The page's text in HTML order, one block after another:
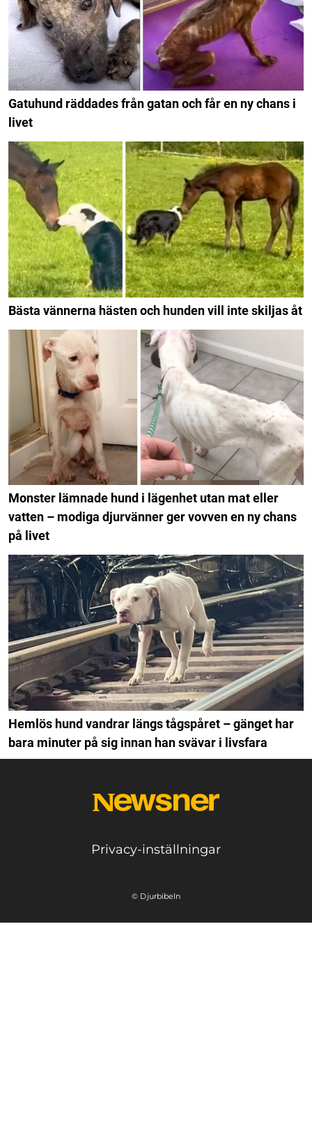
Gatuhund räddades från gatan och får en ny chans i
livet
Bästa vännerna hästen och hunden vill inte skiljas åt
Monster lämnade hund i lägenhet utan mat eller
vatten – modiga djurvänner ger vovven en ny chans
på livet
Hemlös hund vandrar längs tågspåret – gänget har
bara minuter på sig innan han svävar i livsfara
Privacy-inställningar
© Djurbibeln